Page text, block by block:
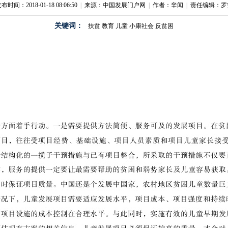
时间：2018-01-18 08:06:50| 来源：中国发展门户网 作者：辛闻 责任编辑：罗
关键词： 扶贫 教育 儿童 小康社会 反贫困